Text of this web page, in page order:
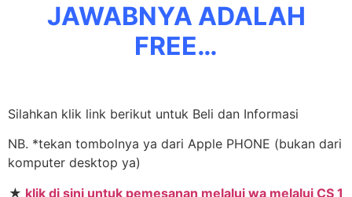
JAWABNYA ADALAH
FREE…
Silahkan klik link berikut untuk Beli dan Informasi
NB. *tekan tombolnya ya dari Apple PHONE (bukan dari
komputer desktop ya)
★ klik di sini untuk pemesanan melalui wa melalui CS 1